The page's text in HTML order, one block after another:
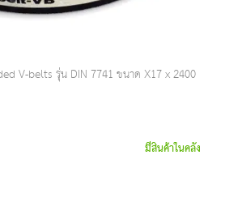
V-belts รุ่น DIN 7741 ขนาด X17 x 2400
มีสินค้าในคลัง